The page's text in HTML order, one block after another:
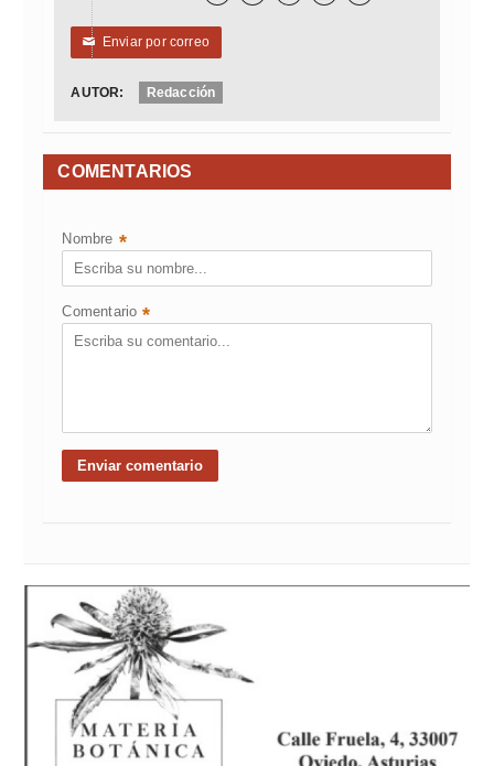
✉ Enviar por correo
AUTOR: Redacción
COMENTARIOS
Nombre *
Comentario *